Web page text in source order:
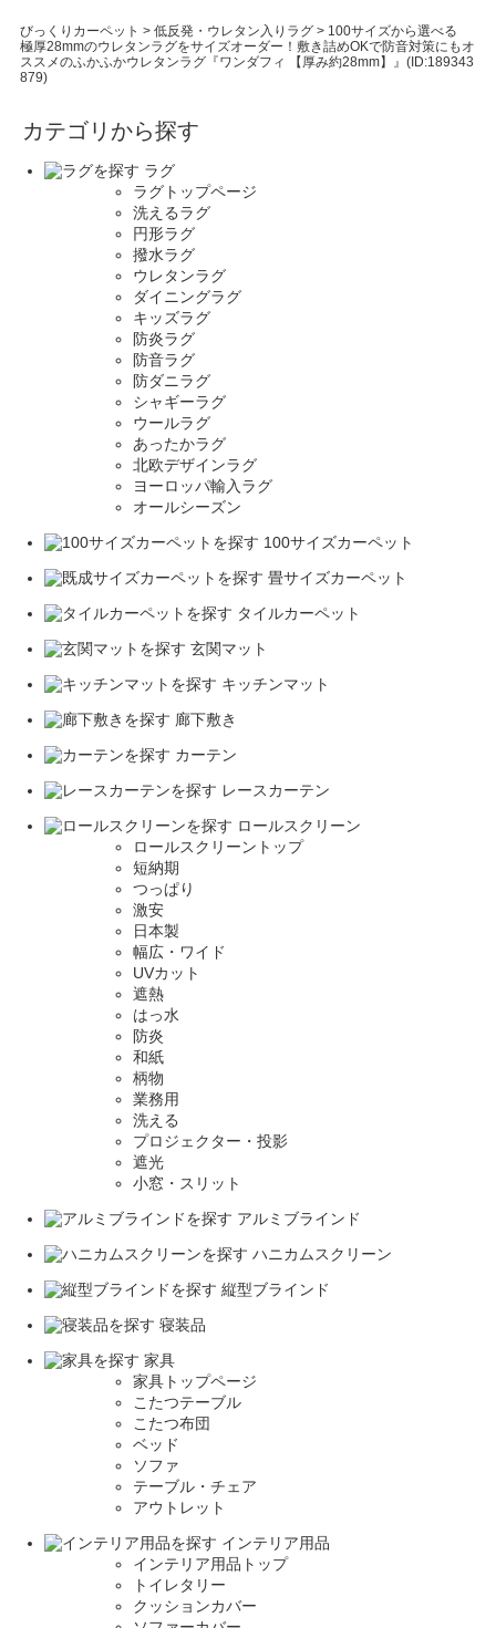
びっくりカーペット > 低反発・ウレタン入りラグ> 100サイズから選べる
極厚28mmのウレタンラグをサイズオーダー！敷き詰めOKで防音対策にもオ
ススメのふかふかウレタンラグ『ワンダフィ 【厚み約28mm】』(ID:189343
879)
カテゴリから探す
ラグ
ラグトップページ
洗えるラグ
円形ラグ
撥水ラグ
ウレタンラグ
ダイニングラグ
キッズラグ
防炎ラグ
防音ラグ
防ダニラグ
シャギーラグ
ウールラグ
あったかラグ
北欧デザインラグ
ヨーロッパ輸入ラグ
オールシーズン
100サイズカーペット
畳サイズカーペット
タイルカーペット
玄関マット
キッチンマット
廊下敷き
カーテン
レースカーテン
ロールスクリーン
ロールスクリーントップ
短納期
つっぱり
激安
日本製
幅広・ワイド
UVカット
遮熱
はっ水
防炎
和紙
柄物
業務用
洗える
プロジェクター・投影
遮光
小窓・スリット
アルミブラインド
ハニカムスクリーン
縦型ブラインド
寝装品
家具
家具トップページ
こたつテーブル
こたつ布団
ベッド
ソファ
テーブル・チェア
アウトレット
インテリア用品
インテリア用品トップ
トイレタリー
クッションカバー